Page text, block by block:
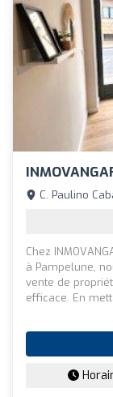
C. Paulino
Chez
à Pampelune,
vente de
efficace. En